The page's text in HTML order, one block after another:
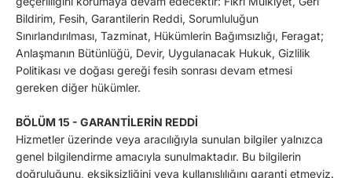
Bildirim, Fesih, Garantilerin Reddi, Sorumluluğun
Sınırlandırılması, Tazminat, Hükümlerin Bağımsızlığı, Feragat;
Anlaşmanın Bütünlüğü, Devir, Uygulanacak Hukuk, Gizlilik
Politikası ve doğası gereği fesih sonrası devam etmesi
gereken diğer hükümler.
BÖLÜM 15 - GARANTİLERİN REDDİ
Hizmetler üzerinde veya aracılığıyla sunulan bilgiler yalnızca
genel bilgilendirme amacıyla sunulmaktadır. Bu bilgilerin
doğruluğunu, eksiksizliğini veya kullanışlılığını garanti etmeyiz.